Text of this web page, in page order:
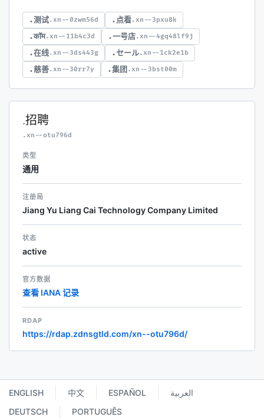
.测试.xn--0zwm56d .点看.xn--3pxu8k
.कॉम.xn--11b4c3d .一号店.xn--4gq48lf9j
.在线.xn--3ds443g .セール.xn--1ck2e1b
.慈善.xn--30rr7y .集团.xn--3bst00m
.招聘
.xn--otu796d
类型
通用
注册局
Jiang Yu Liang Cai Technology Company Limited
状态
active
官方数据
查看 IANA 记录
RDAP
https://rdap.zdnsgtld.com/xn--otu796d/
ENGLISH 中文 ESPAÑOL
العربية
DEUTSCH
PORTUGUÊS